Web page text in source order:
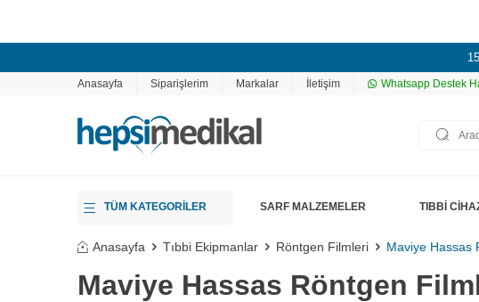
Anasayfa Siparişlerim Markalar İletişim Whatsapp Destek
TÜM KATEGORİLER SARF MALZEMELER TIBBİ
Anasayfa Tıbbi Ekipmanlar Röntgen Filmleri Maviye Hassas
Maviye Hassas Röntgen